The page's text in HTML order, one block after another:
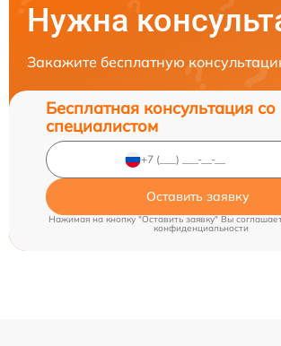
Нужна
Закажите бесплатную
Бесплатная консультация со
специалистом
Оставить заявку
Нажимая на кнопку "Оставить заявку" Вы
конфиденциальности